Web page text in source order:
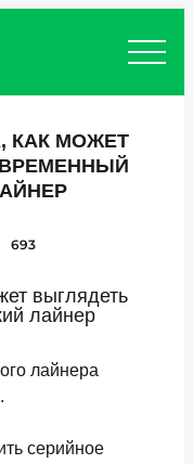
КАК МОЖЕТ
693
лайнера
серийное